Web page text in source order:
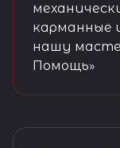
карманные
нашу
Помощь»